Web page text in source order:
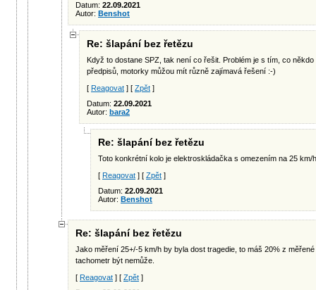
Datum: 22.09.2021
Autor: Benshot
Re: šlapání bez řetězu
Když to dostane SPZ, tak není co řešit. Problém je s tím, co
předpisů, motorky můžou mít různě zajímavá řešení :-)
[ Reagovat ] [ Zpět ]
Datum: 22.09.2021
Autor: bara2
Re: šlapání bez řetězu
Toto konkrétní kolo je elektroskládačka s omezením na 25
[ Reagovat ] [ Zpět ]
Datum: 22.09.2021
Autor: Benshot
Re: šlapání bez řetězu
Jako měření 25+/-5 km/h by byla dost tragedie, to máš 20% z
tachometr být nemůže.
[ Reagovat ] [ Zpět ]